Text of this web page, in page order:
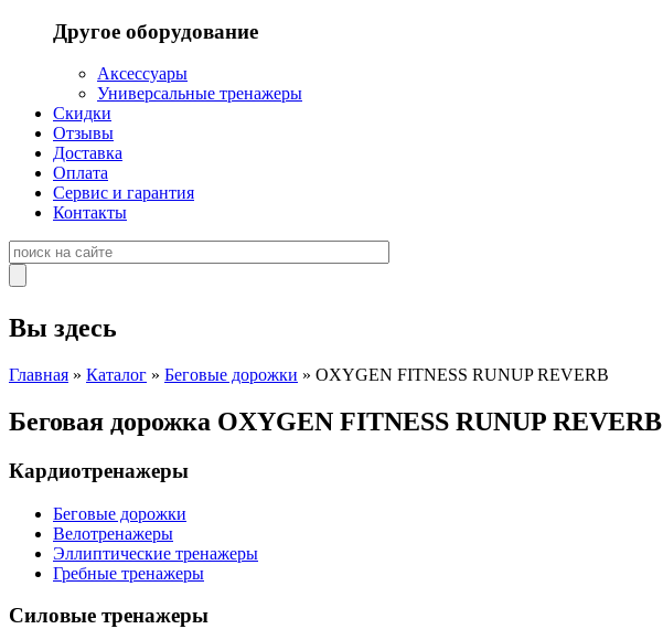
Другое оборудование
Аксессуары
Универсальные тренажеры
Скидки
Отзывы
Доставка
Оплата
Сервис и гарантия
Контакты
Вы здесь
Главная » Каталог » Беговые дорожки » OXYGEN FITNESS RUNUP REVERB
Беговая дорожка OXYGEN FITNESS RUNUP REVERB
Кардиотренажеры
Беговые дорожки
Велотренажеры
Эллиптические тренажеры
Гребные тренажеры
Силовые тренажеры